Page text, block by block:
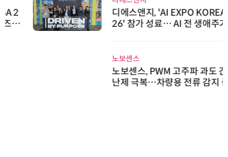
디에스앤지, 'AI EXPO KOREA 20
26' 참가 성료… AI 전 생애주기 아
노보센스, PWM 고주파 과도 간섭
난제 극복…차량용 전류 감지 증폭